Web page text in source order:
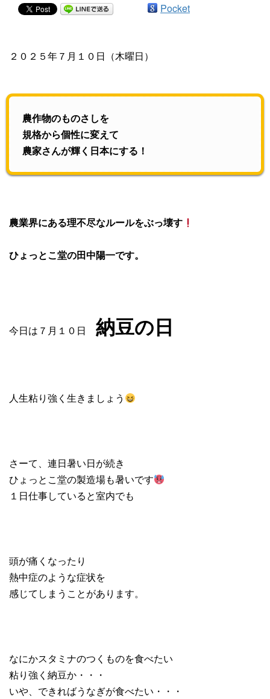
Pocket
２０２５年７月１０日（木曜日）
農作物のものさしを
規格から個性に変えて
農家さんが輝く日本にする！
農業界にある理不尽なルールをぶっ壊す
ひょっとこ堂の田中陽一です。
今日は７月１０日 納豆の日
人生粘り強く生きましょう
さーて、連日暑い日が続き
ひょっとこ堂の製造場も暑いです
１日仕事していると室内でも
頭が痛くなったり
熱中症のような症状を
感じてしまうことがあります。
なにかスタミナのつくものを食べたい
粘り強く納豆か・・・
いや、できればうなぎが食べたい・・・